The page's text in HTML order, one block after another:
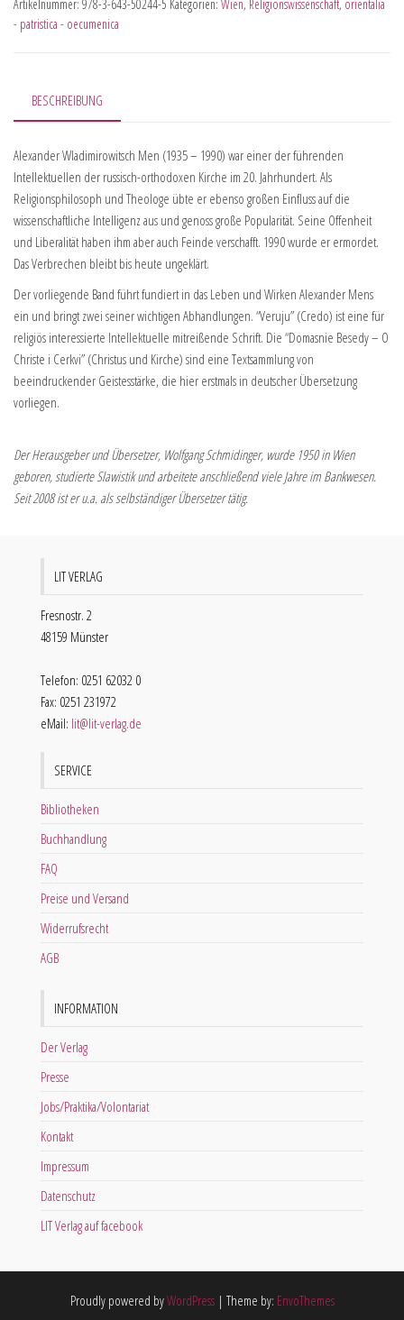
Artikelnummer: 978-3-643-50244-5 Kategorien: Wien, Religionswissenschaft, orientalia
- patristica - oecumenica
BESCHREIBUNG
Alexander Wladimirowitsch Men (1935 – 1990) war einer der führenden
Intellektuellen der russisch-orthodoxen Kirche im 20. Jahrhundert. Als
Religionsphilosoph und Theologe übte er ebenso großen Einfluss auf die
wissenschaftliche Intelligenz aus und genoss große Popularität. Seine Offenheit
und Liberalität haben ihm aber auch Feinde verschafft. 1990 wurde er ermordet.
Das Verbrechen bleibt bis heute ungeklärt.
Der vorliegende Band führt fundiert in das Leben und Wirken Alexander Mens
ein und bringt zwei seiner wichtigen Abhandlungen. “Veruju” (Credo) ist eine für
religiös interessierte Intellektuelle mitreißende Schrift. Die “Domasnie Besedy – O
Christe i Cerkvi” (Christus und Kirche) sind eine Textsammlung von
beeindruckender Geistesstärke, die hier erstmals in deutscher Übersetzung
vorliegen.
Der Herausgeber und Übersetzer, Wolfgang Schmidinger, wurde 1950 in Wien
geboren, studierte Slawistik und arbeitete anschließend viele Jahre im Bankwesen.
Seit 2008 ist er u.a. als selbständiger Übersetzer tätig.
LIT VERLAG
Fresnostr. 2
48159 Münster
Telefon: 0251 62032 0
Fax: 0251 231972
eMail: lit@lit-verlag.de
SERVICE
Bibliotheken
Buchhandlung
FAQ
Preise und Versand
Widerrufsrecht
AGB
INFORMATION
Der Verlag
Presse
Jobs/Praktika/Volontariat
Kontakt
Impressum
Datenschutz
LIT Verlag auf facebook
Proudly powered byWordPress | Theme by: EnvoThemes